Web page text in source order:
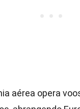
aérea opera